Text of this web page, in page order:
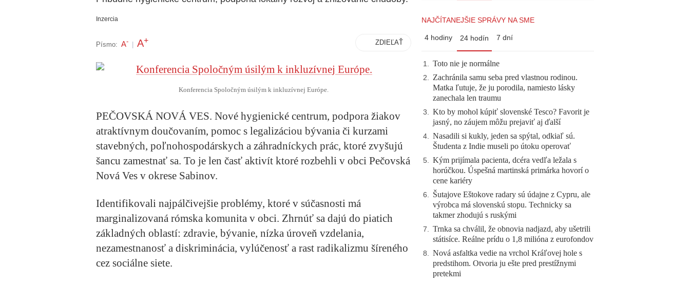
Inzercia
Písmo: A- A+ ZDIEĽAŤ
Konferencia Spoločným úsilým k inkluzívnej Európe.
PEČOVSKÁ NOVÁ VES. Nové hygienické centrum, podpora žiakov
atraktívnym doučovaním, pomoc s legalizáciou bývania či kurzami
stavebných, poľnohospodárskych a záhradníckych prác, ktoré zvyšujú
šancu zamestnať sa. To je len časť aktivít ktoré rozbehli v obci Pečovská
Nová Ves v okrese Sabinov.
Identifikovali najpálčivejšie problémy, ktoré v súčasnosti má
marginalizovaná rómska komunita v obci. Zhrnúť sa dajú do piatich
základných oblastí: zdravie, bývanie, nízka úroveň vzdelania,
nezamestnanosť a diskriminácia, vylúčenosť a rast radikalizmu šíreného
cez sociálne siete.
NAJČÍTANEJŠIE SPRÁVY NA SME
4 hodiny 24 hodín 7 dní
1. Toto nie je normálne
2. Zachránila samu seba pred vlastnou rodinou.
Matka ľutuje, že ju porodila, namiesto lásky
zanechala len traumu
3. Kto by mohol kúpiť slovenské Tesco? Favorit je
jasný, no záujem môžu prejaviť aj ďalší
4. Nasadili si kukly, jeden sa spýtal, odkiaľ sú.
Študenta z Indie museli po útoku operovať
5. Kým prijímala pacienta, dcéra vedľa ležala s
horúčkou. Úspešná martinská primárka hovorí o
cene kariéry
6. Šutajove Eštokove radary sú údajne z Cypru, ale
výrobca má slovenskú stopu. Technicky sa
takmer zhodujú s ruskými
7. Trnka sa chválil, že obnovia nadjazd, aby ušetrili
státisíce. Reálne prídu o 1,8 milióna z eurofondov
8. Nová asfaltka vedie na vrchol Kráľovej hole s
predstihom. Otvoria ju ešte pred prestížnymi
pretekmi